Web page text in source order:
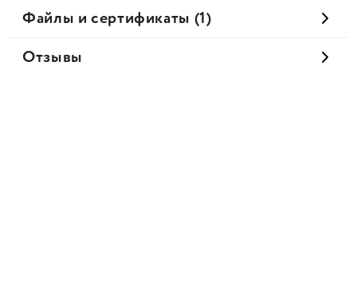
Файлы и сертификаты (1)
Отзывы